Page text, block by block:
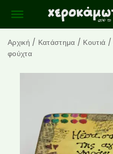
Αρχική / Κατάστημα / Κουτιά /
φούχτα